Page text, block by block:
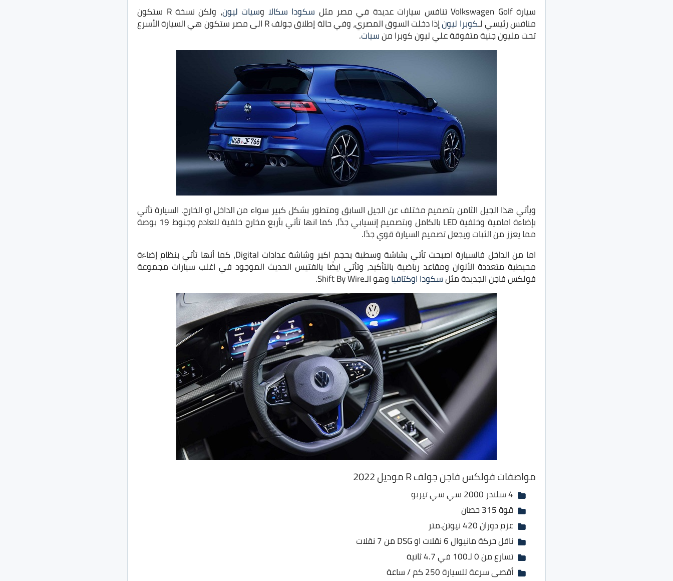
سيارة Volkswagen Golf تنافس سيارات عديدة في مصر مثل
سكودا سكالا وسيات ليون ، ولكن نسخة R ستكون
منافس رئيسي لـكوبرا ليون إذا دخلت السوق المصري، وفي حالة إطلاق جولف R الى مصر ستكون هي السيارة الأسرع
تحت مليون جنية متفوقة علي ليون كوبرا منسيات.
ويأتي هذا الجيل الثامن بتصميم مختلف عن الجيل السابق ومتطور بشكل كبير سواء من الداخل او الخارج. السيارة تأتي
بإضاءة امامية وخلفية LED بالكامل وبتصميم إنسيابي جدًا، كما انها تأتي بأربع مخارج خلفية للعادم وجنوط 19 بوصة
مما يعزز من الثبات ويجعل تصميم السيارة قوي جدًا.
اما من الداخل فالسيارة اصبحت تأتي بشاشة وسطية بحجم اكبر وشاشة عدادات Digital، كما أنها تأتي بنظام إضاءة
محيطية متعددة الألوان ومقاعد رياضية بالتأكيد، وتأتي ايضًا بالفتيس الحديث الموجود في اغلب سيارات مجموعة
فولكس فاجن الجديدة مثلسكودا اوكتافياوهو الـShift By Wire.
مواصفات فولكس فاجن جولف R موديل 2022
4 سلندر 2000 سي سي تيربو
قوة 315 حصان
عزم دوران 420 نيوتن.متر
ناقل حركة مانيوال 6 نقلات او DSG من 7 نقلات
تسارع من 0 لـ100 في 4.7 ثانية
أقصى سرعة للسيارة 250 كم / ساعة